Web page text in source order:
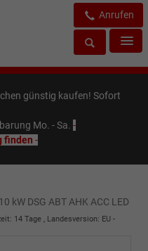
Anrufen
günstig kaufen! Sofort
Mo. - Sa. -
finden -
kW DSG ABT AHK ACC LED
14 Tage , Landesversion: EU -